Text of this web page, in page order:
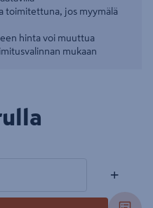
toimitettuna, jos myymälä
hinta voi muuttua
mukaan
+